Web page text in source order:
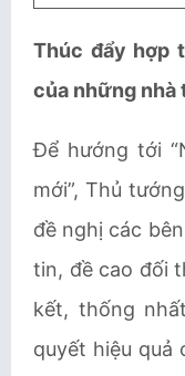
Thúc đẩy hợp
của những nhà
Để hướng tới
mới”, Thủ
đề nghị các
tin, đề cao đối
kết, thống
quyết hiệu quả